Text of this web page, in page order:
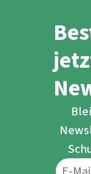
Abenteuer.